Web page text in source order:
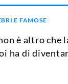
E FAMOSE
è altro che
ha di